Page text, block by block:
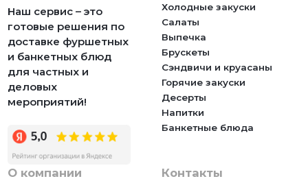
Наш сервис – это
готовые решения по
доставке фуршетных
и банкетных блюд
для частных и
деловых
мероприятий!
Холодные закуски
Салаты
Выпечка
Брускеты
Сэндвичи и круасаны
Горячие закуски
Десерты
Напитки
Банкетные блюда
О компании
Контакты